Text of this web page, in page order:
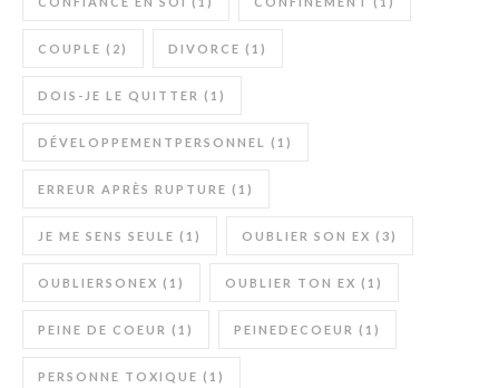
COUPLE (2) DIVORCE (1)
DOIS-JE LE QUITTER (1)
DÉVELOPPEMENTPERSONNEL (1)
ERREUR APRÈS RUPTURE (1)
JE ME SENS SEULE (1) OUBLIER SON EX (3)
OUBLIERSONEX (1) OUBLIER TON EX (1)
PEINE DE COEUR (1) PEINEDECOEUR (1)
PERSONNE TOXIQUE (1)